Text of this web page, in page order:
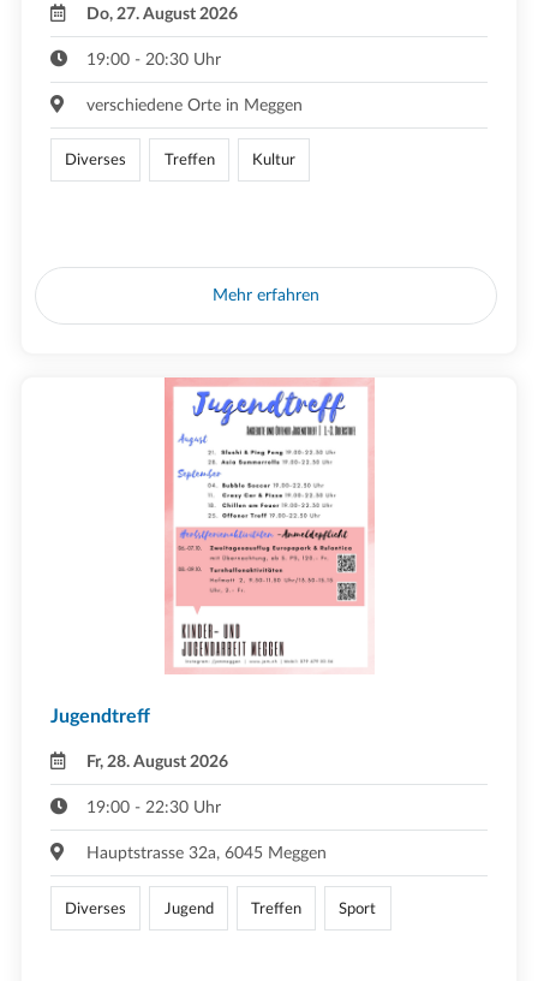
Do, 27. August 2026
19:00 - 20:30 Uhr
verschiedene Orte in Meggen
Diverses Treffen Kultur
Mehr erfahren
Jugendtreff
Fr, 28. August 2026
19:00 - 22:30 Uhr
Hauptstrasse 32a, 6045 Meggen
Diverses Jugend Treffen Sport